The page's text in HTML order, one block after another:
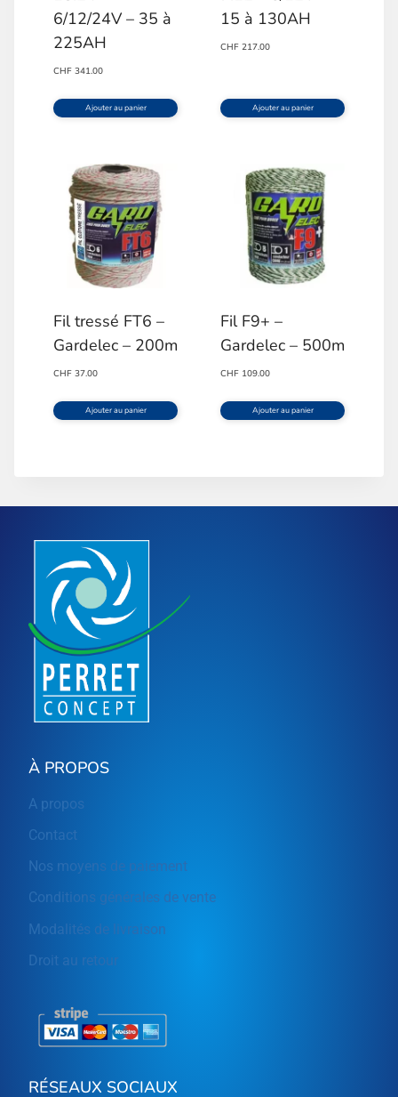
6/12/24V – 35 à
225AH
CHF 341.00
Ajouter au panier
15 à 130AH
CHF 217.00
Ajouter au panier
Fil tressé FT6 –
Gardelec – 200m
CHF 37.00
Ajouter au panier
Fil F9+ –
Gardelec – 500m
CHF 109.00
Ajouter au panier
À PROPOS
A propos
Contact
Nos moyens de paiement
Conditions générales de vente
Modalités de livraison
Droit au retour
RÉSEAUX SOCIAUX